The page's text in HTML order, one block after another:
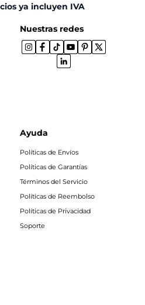
ya incluyen IVA
Nuestras redes
Ayuda
Políticas de Envíos
Políticas de Garantías
Términos del Servicio
Políticas de Reembolso
Políticas de Privacidad
Soporte